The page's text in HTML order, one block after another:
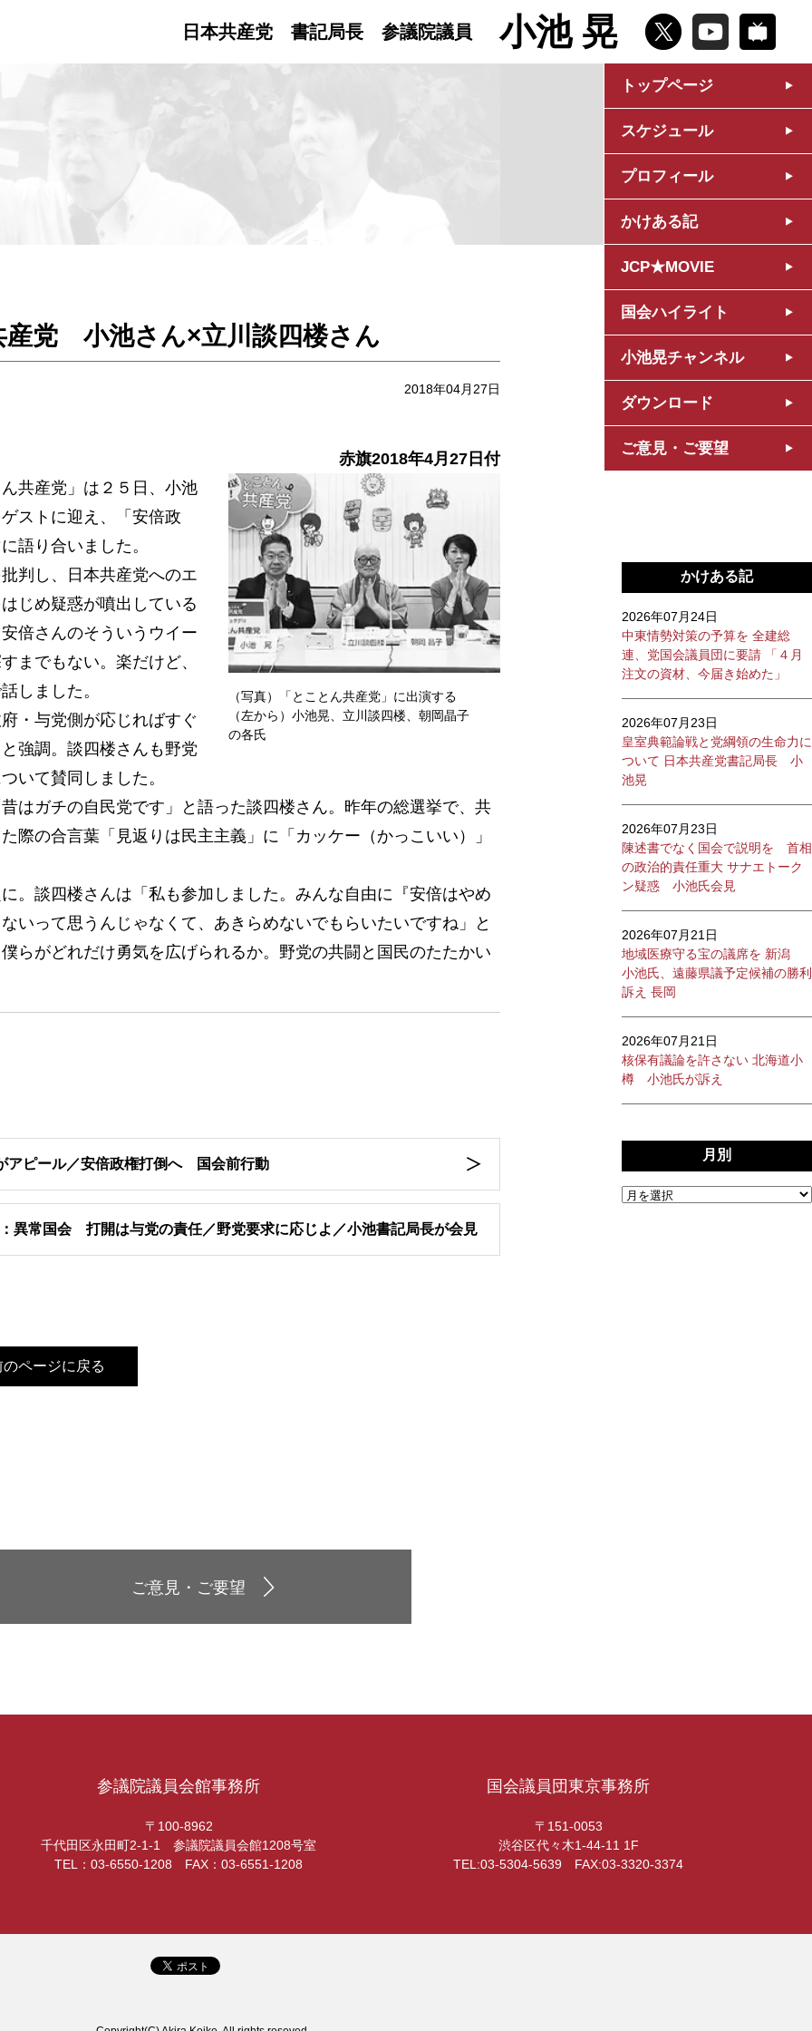
日本共産党 書記局長 参議院議員 小池 晃
トップページ
スケジュール
プロフィール
かけある記
JCP★MOVIE
国会ハイライト
小池晃チャンネル
ダウンロード
ご意見・ご要望
党 小池さん×立川談四楼さん
2018年04月27日
赤旗2018年4月27日付
（写真）「とことん共産党」に出演する
（左から）小池晃、立川談四楼、朝岡晶子
の各氏
共産党」は２５日、小池
ストに迎え、「安倍政
語り合いました。
判し、日本共産党へのエ
じめ疑惑が噴出している
倍さんのそういうウイー
までもない。楽だけど、
しました。
・与党側が応じればすぐ
強調。談四楼さんも野党
いて賛同しました。
ガチの自民党です」と語った談四楼さん。昨年の総選挙で、共
際の合言葉「見返りは民主主義」に「カッケー（かっこいい）」
談四楼さんは「私も参加しました。みんな自由に『安倍はやめ
いって思うんじゃなくて、あきらめないでもらいたいですね」と
らがどれだけ勇気を広げられるか。野党の共闘と国民のたたかい
アピール／安倍政権打倒へ 国会前行動
異常国会 打開は与党の責任／野党要求に応じよ／小池書記局長が会見
のページに戻る
かけある記
2026年07月24日
中東情勢対策の予算を 全建総
連、党国会議員団に要請 「４月
注文の資材、今届き始めた」
2026年07月23日
皇室典範論戦と党綱領の生命力に
ついて 日本共産党書記局長 小
池晃
2026年07月23日
陳述書でなく国会で説明を 首相
の政治的責任重大 サナエトーク
ン疑惑 小池氏会見
2026年07月21日
地域医療守る宝の議席を 新潟
小池氏、遠藤県議予定候補の勝利
訴え 長岡
2026年07月21日
核保有議論を許さない 北海道小
樽 小池氏が訴え
月別
ご意見・ご要望
参議院議員会館事務所
〒100-8962
千代田区永田町2-1-1 参議院議員会館1208号室
TEL：03-6550-1208 FAX：03-6551-1208
国会議員団東京事務所
〒151-0053
渋谷区代々木1-44-11 1F
TEL:03-5304-5639 FAX:03-3320-3374